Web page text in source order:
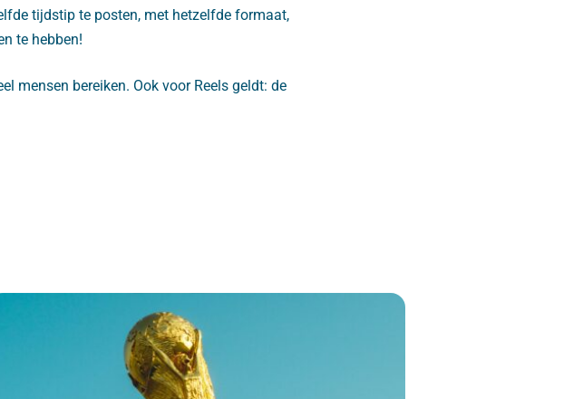
tijdstip te posten, met hetzelfde formaat,
te hebben!
mensen bereiken. Ook voor Reels geldt: de